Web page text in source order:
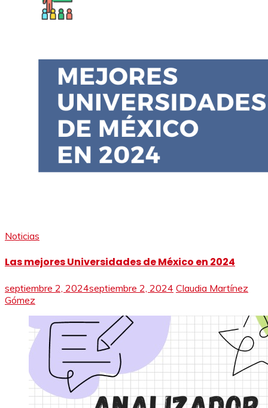
Noticias
Las mejores Universidades de México en 2024
septiembre 2, 2024septiembre 2, 2024 Claudia Martínez
Gómez